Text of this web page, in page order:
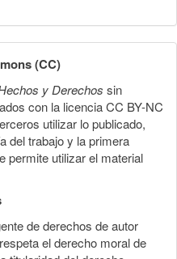
(CC)
y Derechos sin
con la licencia CC BY-NC
utilizar lo publicado,
del trabajo y la primera
permite utilizar el material
de derechos de autor
el derecho moral de